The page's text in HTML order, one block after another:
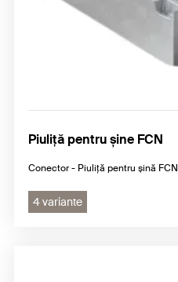
Piuliță pentru șine FCN
Conector - Piuliță pentru șină FCN
4 variante